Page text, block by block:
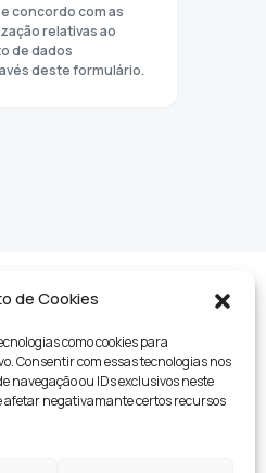
de Cookies
como cookies para
Consentir com essas tecnologias nos
navegação ou IDs exclusivos neste
afetar negativamante certos recursos
concordo com as
relativas ao
de dados
deste formulário.